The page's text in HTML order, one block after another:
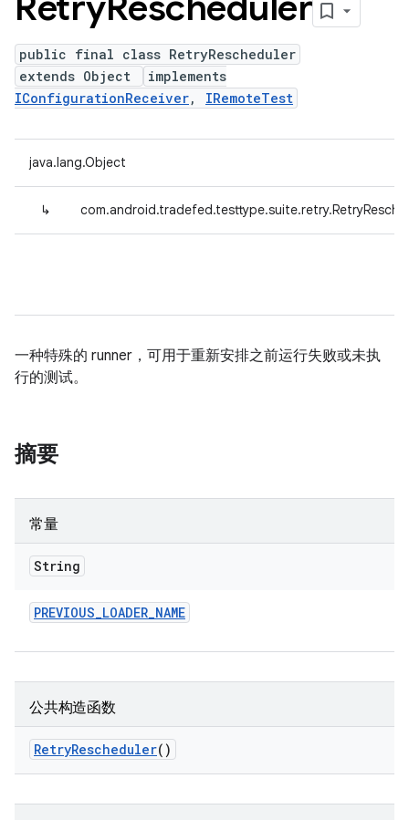
public final class RetryRescheduler
extends Object
implements
IConfigurationReceiver, IRemoteTest
java.lang.Object
↳
一种特殊的 runner，可用于重新安排之前运行失败或未执
行的测试。
摘要
常量
String
PREVIOUS_LOADER_NAME
公共构造函数
RetryRescheduler()